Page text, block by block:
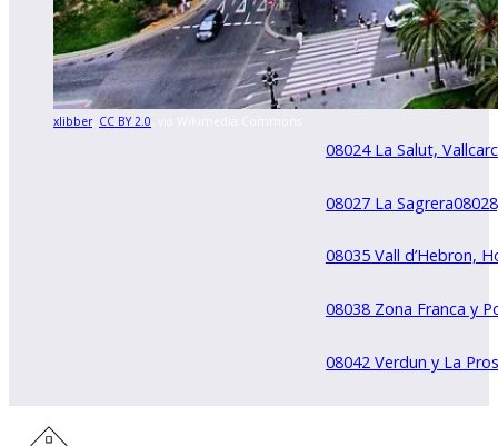
xlibber, CC BY 2.0
08018 Fort Pienc y
08021 Sant Gervasi y
08024 La Salut,
08027 La Sagrera
08035 Vall d’Hebron,
08038 Zona Franca y
08042 Verdun y La